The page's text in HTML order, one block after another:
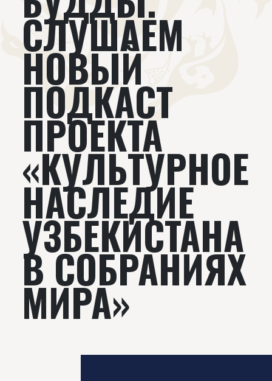
Проекты Подкасты
Книги Видеолекторий
СЛУШАЕМ
НОВЫЙ
ПОДКАСТ
ПРОЕКТА
«КУЛЬТУРНОЕ
НАСЛЕДИЕ
УЗБЕКИСТАНА
В СОБРАНИЯХ
МИРА»